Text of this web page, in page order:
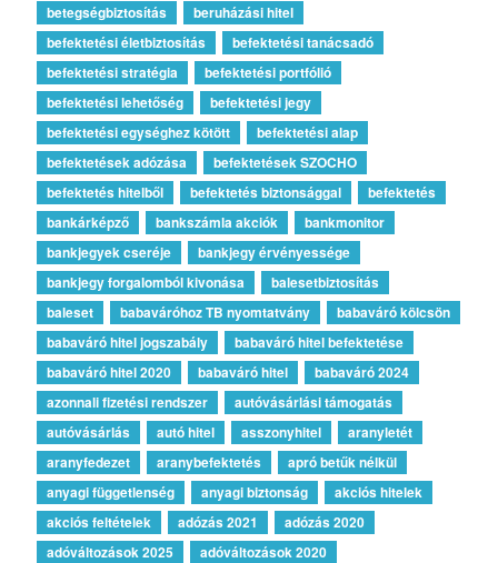
betegségbiztosítás
beruházási hitel
befektetési életbiztosítás
befektetési tanácsadó
befektetési stratégia
befektetési portfólió
befektetési lehetőség
befektetési jegy
befektetési egységhez kötött
befektetési alap
befektetések adózása
befektetések SZOCHO
befektetés hitelből
befektetés biztonsággal
befektetés
bankárképző
bankszámla akciók
bankmonitor
bankjegyek cseréje
bankjegy érvényessége
bankjegy forgalomból kivonása
balesetbiztosítás
baleset
babaváróhoz TB nyomtatvány
babaváró kölcsön
babaváró hitel jogszabály
babaváró hitel befektetése
babaváró hitel 2020
babaváró hitel
babaváró 2024
azonnali fizetési rendszer
autóvásárlási támogatás
autóvásárlás
autó hitel asszonyhitel
aranyletét
aranyfedezet
aranybefektetés
apró betűk nélkül
anyagi függetlenség
anyagi biztonság
akciós hitelek
akciós feltételek
adózás 2021
adózás 2020
adóváltozások 2025
adóváltozások 2020